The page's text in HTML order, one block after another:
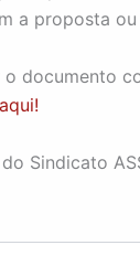
a proposta
o documento
Sindicato